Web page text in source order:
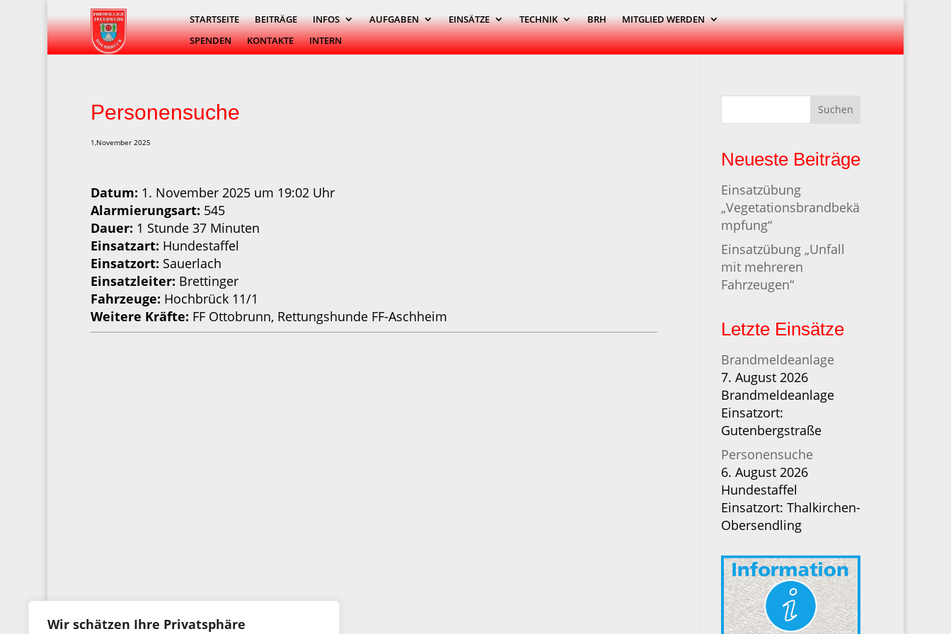
Wir schätzen Ihre Privatsphäre
STARTSEITE BEITRÄGE INFOS AUFGABEN EINSÄTZE TECHNIK BRH
MITGLIED WERDEN
SPENDEN
KONTAKTE INTERN
Personensuche
1,November 2025
Datum: 1. November 2025 um 19:02 Uhr
Alarmierungsart: 545
Dauer: 1 Stunde 37 Minuten
Einsatzart: Hundestaffel
Einsatzort: Sauerlach
Einsatzleiter: Brettinger
Fahrzeuge: Hochbrück 11/1
Weitere Kräfte: FF Ottobrunn, Rettungshunde FF-Aschheim
Suchen
Neueste Beiträge
Einsatzübung
„Vegetationsbrandbekä
mpfung“
Einsatzübung „Unfall
mit mehreren
Fahrzeugen“
Letzte Einsätze
Brandmeldeanlage
7. August 2026
Brandmeldeanlage
Einsatzort:
Gutenbergstraße
Personensuche
6. August 2026
Hundestaffel
Einsatzort: Thalkirchen-
Obersendling